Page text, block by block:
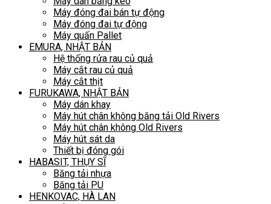
Máy đóng đai bán tự động
Máy đóng đai tự động
Máy quấn Pallet
EMURA, NHẬT BẢN
Hệ thống rửa rau củ quả
Máy cắt rau củ quả
Máy cắt thịt
FURUKAWA, NHẬT BẢN
Máy dán khay
Máy hút chân không băng tải Old Rivers
Máy hút chân không Old Rivers
Máy hút sát da
Thiết bị đóng gói
HABASIT, THỤY SĨ
Băng tải nhựa
Băng tải PU
HENKOVAC, HÀ LAN